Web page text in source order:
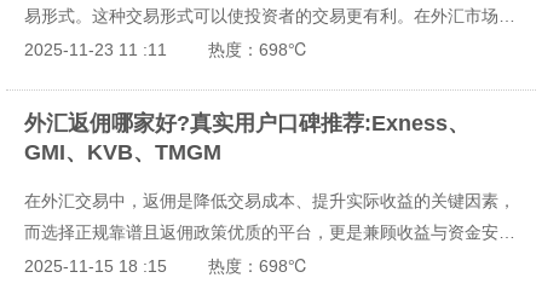
造。
易形式。这种交易形式可以使投资者的交易更有利。在外汇市场
上，大量代理商为了能够吸引更多投资者的关注，所以为投资者提
2025-11-23 11 :11 热度：698℃
外汇返佣哪家好?真实用户口碑推荐:Exness、
GMI、KVB、TMGM
在外汇交易中，返佣是降低交易成本、提升实际收益的关键因素，
而选择正规靠谱且返佣政策优质的平台，更是兼顾收益与资金安全
的核心。结合海量交易者的真实体验和口碑反馈，Exness、
2025-11-15 18 :15 热度：698℃